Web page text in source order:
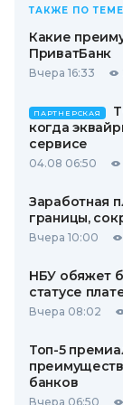
ТАКЖЕ ПО ТЕМЕ
Какие
ПриватБанк
Вчера 16:33
ПАРТНЕРСКАЯ
когда
сервисе
04.08 06:50
Заработная
границы,
Вчера 10:00
НБУ обяжет
статусе
Вчера 08:02
Топ-5
банков
Вчера 06:50